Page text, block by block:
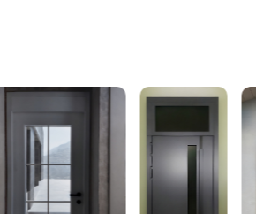
(Е + D) по периметру двери или 3
опция)